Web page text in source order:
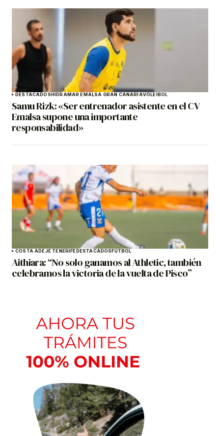
DESTACADOSHIDRAMAR EMALSA GRAN CANARIAVOLEIBOL
Samu Rizk: «Ser entrenador asistente en el CV
Emalsa supone una importante
responsabilidad»
COSTA ADEJE TENERIFEDESTACADOSFÚTBOL
Aithiara: “No solo ganamos al Athletic, también
celebramos la victoria de la vuelta de Pisco”